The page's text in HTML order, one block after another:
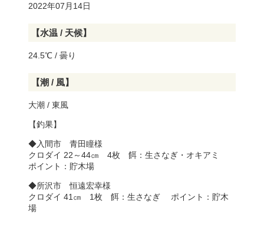
2022年07月14日
【水温 / 天候】
24.5℃ / 曇り
【潮 / 風】
大潮 / 東風
【釣果】
◆入間市 青田瞳様
クロダイ 22～44㎝ 4枚 餌：生さなぎ・オキアミ
ポイント：貯木場
◆所沢市 恒遠宏幸様
クロダイ 41㎝ 1枚 餌：生さなぎ ポイント：貯木
場